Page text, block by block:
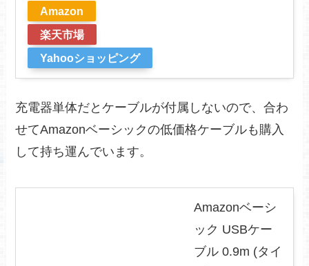
Amazon
楽天市場
Yahooショッピング
充電器単体だとケーブルが付属しないので、合わ
せてAmazonベーシックの低価格ケーブルも購入
して持ち運んでいます。
Amazonベーシ
ック USBケー
ブル 0.9m (タイ